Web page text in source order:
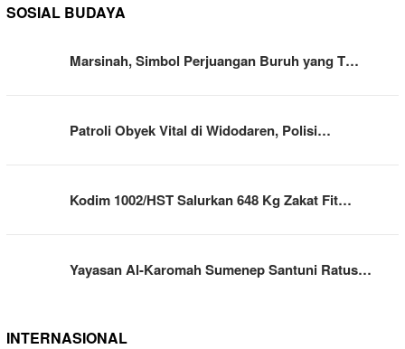
SOSIAL BUDAYA
Marsinah, Simbol Perjuangan Buruh yang T…
Patroli Obyek Vital di Widodaren, Polisi…
Kodim 1002/HST Salurkan 648 Kg Zakat Fit…
Yayasan Al-Karomah Sumenep Santuni Ratus…
INTERNASIONAL